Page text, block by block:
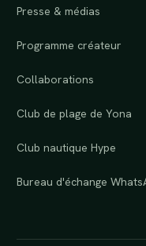
Presse & médias
Programme créateur
Collaborations
Club de plage de Yona
Club nautique Hype
Bureau d'échange